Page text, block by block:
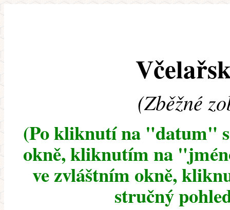
(Zběžné
(Po kliknutí na "datum"
okně, kliknutím na
ve zvláštním okně,
stručný